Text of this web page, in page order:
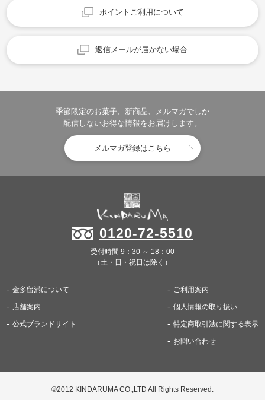
ポイントご利用について
返信メールが届かない場合
季節限定のお菓子、新商品、メルマガでしか
配信しないお得な情報をお届けします。
メルマガ登録はこちら
0120-72-5510
受付時間 9：30 ～ 18：00
（土・日・祝日は除く）
金多留満について
店舗案内
公式ブランドサイト
ご利用案内
個人情報の取り扱い
特定商取引法に関する表示
お問い合わせ
©2012 KINDARUMA CO.,LTD All Rights Reserved.